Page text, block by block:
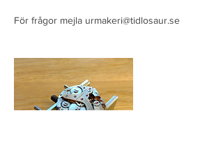
För frågor mejla urmakeri@tidlosaur.se